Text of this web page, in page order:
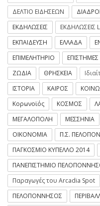
ΔΕΛΤΙΟ ΕΙΔΗΣΕΩΝ
ΕΚΔΗΛΩΣΕΙΣ
ΕΚΔΗΛΩΣΕΙΣ
ΕΚΠΑΙΔΕΥΣΗ
ΕΛΛΑΔΑ
ΕΠΙΜΕΛΗΤΗΡΙΟ
ΕΠΙΣΤΗΜΕΣ
ΖΩΔΙΑ
ΘΡΗΣΚΕΙΑ
ΙΣΤΟΡΙΑ
ΚΑΙΡΟΣ
Κορωνοϊός
ΚΟΣΜΟΣ
ΜΕΓΑΛΟΠΟΛΗ
ΜΕΣΣΗΝΙΑ
ΟΙΚΟΝΟΜΙΑ
Π.Σ.
ΠΑΓΚΟΣΜΙΟ ΚΥΠΕΛΛΟ 2014
ΠΑΝΕΠΙΣΤΗΜΙΟ
Παραγωγές του Arcadia Spot
ΠΕΛΟΠΟΝΝΗΣΟΣ